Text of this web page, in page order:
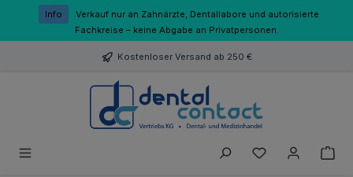
Zum Hauptinhalt springen
Info
Verkauf nur an Zahnärzte, Dentallabore und autorisierte
Fachkreise – keine Abgabe an Privatpersonen.
Kostenloser Versand ab 250 €
Du hast 0